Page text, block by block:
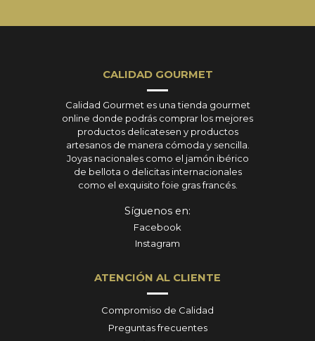
CALIDAD GOURMET
Calidad Gourmet es una tienda gourmet
online donde podrás comprar los mejores
productos delicatesen y productos
artesanos de manera cómoda y sencilla.
Joyas nacionales como el jamón ibérico
de bellota o delicitas internacionales
como el exquisito foie gras francés.
Síguenos en:
Facebook
Instagram
ATENCIÓN AL CLIENTE
Compromiso de Calidad
Preguntas frecuentes